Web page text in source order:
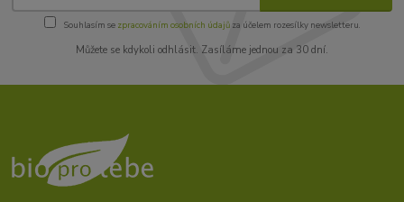
Souhlasím se zpracováním osobních údajůza účelem rozesílky newsletteru.
Můžete se kdykoli odhlásit. Zasíláme jednou za 30 dní.